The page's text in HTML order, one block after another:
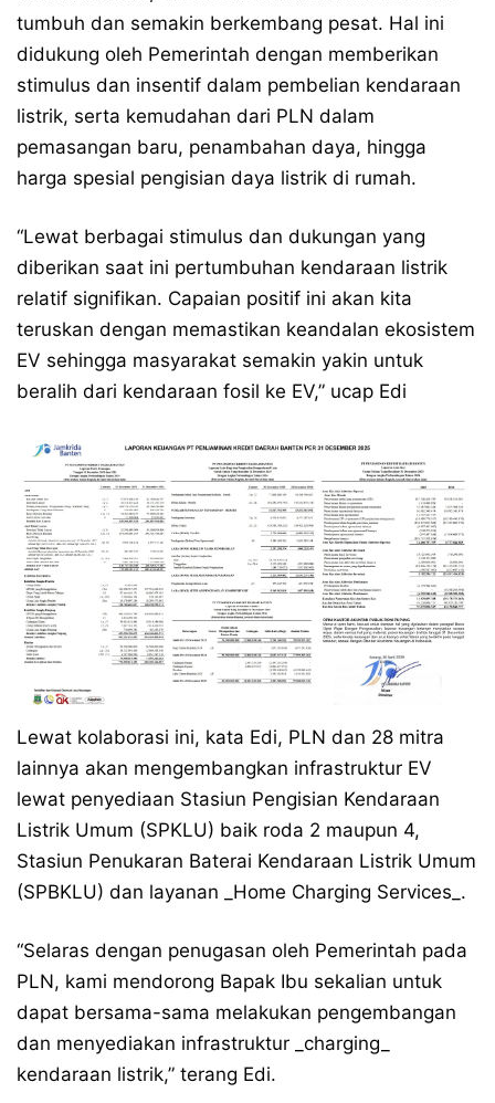
tumbuh dan semakin berkembang pesat. Hal ini
didukung oleh Pemerintah dengan memberikan
stimulus dan insentif dalam pembelian kendaraan
listrik, serta kemudahan dari PLN dalam
pemasangan baru, penambahan daya, hingga
harga spesial pengisian daya listrik di rumah.
“Lewat berbagai stimulus dan dukungan yang
diberikan saat ini pertumbuhan kendaraan listrik
relatif signifikan. Capaian positif ini akan kita
teruskan dengan memastikan keandalan ekosistem
EV sehingga masyarakat semakin yakin untuk
beralih dari kendaraan fosil ke EV,” ucap Edi
Lewat kolaborasi ini, kata Edi, PLN dan 28 mitra
lainnya akan mengembangkan infrastruktur EV
lewat penyediaan Stasiun Pengisian Kendaraan
Listrik Umum (SPKLU) baik roda 2 maupun 4,
Stasiun Penukaran Baterai Kendaraan Listrik Umum
(SPBKLU) dan layanan _Home Charging Services_.
“Selaras dengan penugasan oleh Pemerintah pada
PLN, kami mendorong Bapak Ibu sekalian untuk
dapat bersama-sama melakukan pengembangan
dan menyediakan infrastruktur _charging_
kendaraan listrik,” terang Edi.